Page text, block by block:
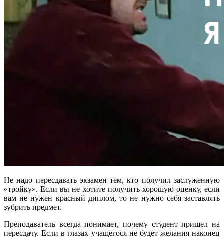
Не надо пересдавать экзамен тем, кто получил заслуженную
«тройку». Если вы не хотите получить хорошую оценку, если
вам не нужен красный диплом, то не нужно себя заставлять
зубрить предмет.
Преподаватель всегда понимает, почему студент пришел на
пересдачу. Если в глазах учащегося не будет желания наконец